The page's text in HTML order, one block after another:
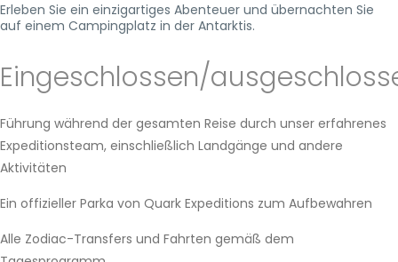
Erleben Sie ein einzigartiges Abenteuer und übernachten Sie
auf einem Campingplatz in der Antarktis.
Eingeschlossen/
Führung während der gesamten Reise durch unser erfahrenes
Expeditionsteam, einschließlich Landgänge und andere
Aktivitäten
Ein offizieller Parka von Quark Expeditions zum Aufbewahren
Alle Zodiac-Transfers und Fahrten gemäß dem